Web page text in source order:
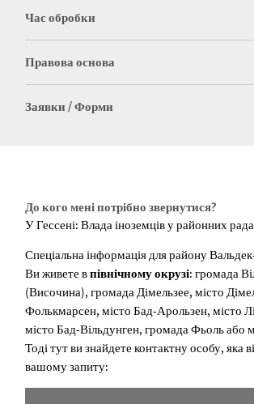
Час обробки
Правова основа
Заявки / Форми
До кого мені потрібно звернутися?
У Гессені: Влада іноземців у районних
Спеціальна інформація для району
Ви живете впівнічному окрузі: громада
(Височина), громада Дімельзее, місто
Фолькмарсен, місто Бад-Арользен, місто
місто Бад-Вільдунген, громада Фьоль або
Тоді тут ви знайдете контактну особу, яка
вашому запиту: